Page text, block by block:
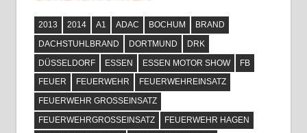
2013 2014 A1 ADAC BOCHUM
BRAND
DACHSTUHLBRAND
DORTMUND
DRK
DÜSSELDORF
ESSEN ESSEN MOTOR SHOW
FB
FEUER
FEUERWEHR
FEUERWEHREINSATZ
FEUERWEHR GROSSEINSATZ
FEUERWEHRGROSSEINSATZ
FEUERWEHR HAGEN